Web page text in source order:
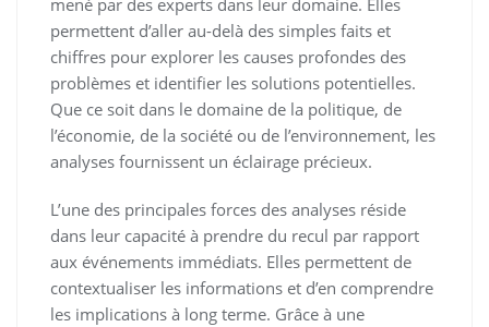
mené par des experts dans leur domaine. Elles
permettent d’aller au-delà des simples faits et
chiffres pour explorer les causes profondes des
problèmes et identifier les solutions potentielles.
Que ce soit dans le domaine de la politique, de
l’économie, de la société ou de l’environnement, les
analyses fournissent un éclairage précieux.
L’une des principales forces des analyses réside
dans leur capacité à prendre du recul par rapport
aux événements immédiats. Elles permettent de
contextualiser les informations et d’en comprendre
les implications à long terme. Grâce à une